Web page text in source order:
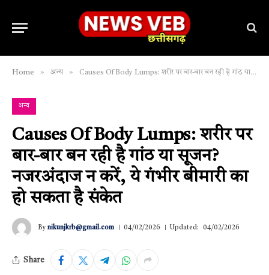
Home » अन्य » Causes Of Body Lumps: शरीर पर बार-बार बन रही है गांठ या सूजन? नजरअंदाज न करें, ये गंभीर बीमारी का हो सकता है संकेत
अन्य
Causes Of Body Lumps: शरीर पर
बार-बार बन रही है गांठ या सूजन?
नजरअंदाज न करें, ये गंभीर बीमारी का
हो सकता है संकेत
By nikunjkrb@gmail.com 04/02/2026 Updated: 04/02/2026
Share